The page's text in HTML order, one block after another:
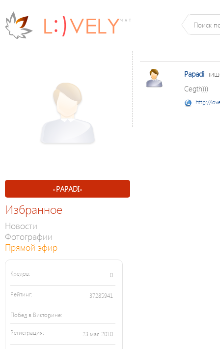
«PAPADI»
Избранное
Новости
Фотографии
Прямой эфир
Кредов: 0
Рейтинг: 37285941
Побед в Викторине:
Регистрация: 23 мая 2010
Papadi
Cegth)))
http://